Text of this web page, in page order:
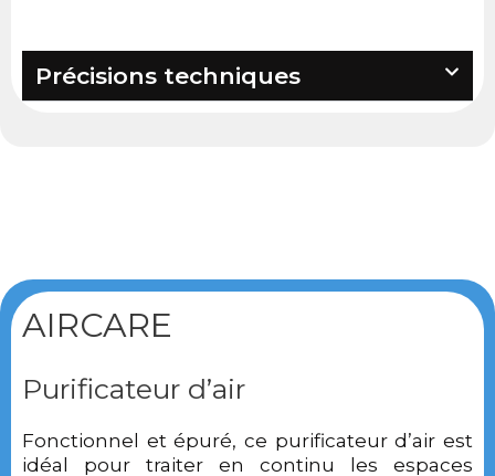
Précisions techniques
AIRCARE
Purificateur d’air
Fonctionnel et épuré, ce purificateur d’air est
idéal pour traiter en continu les espaces